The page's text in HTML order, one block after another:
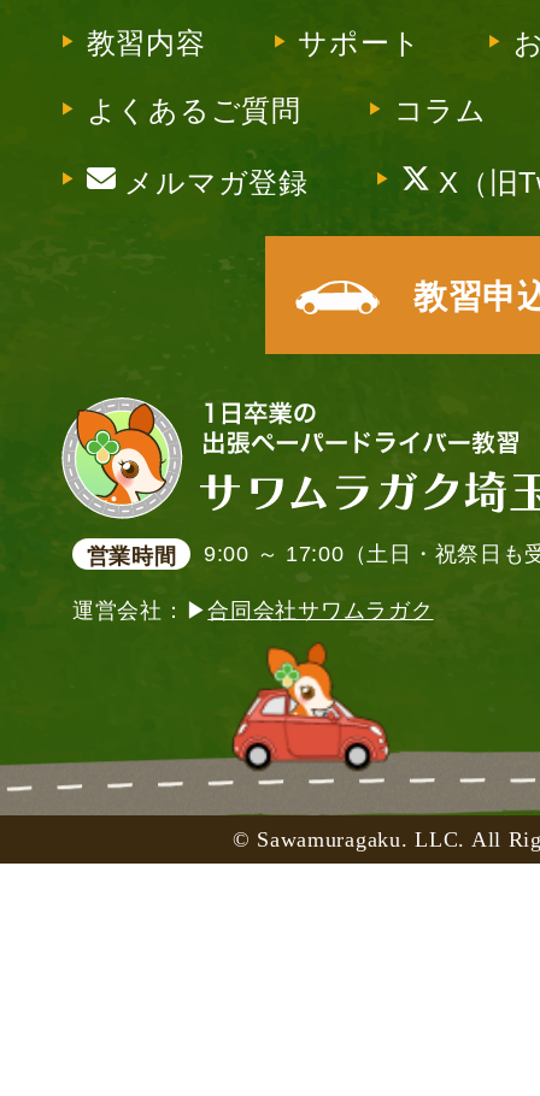
教習内容 サポート
よくあるご質問 コラム
メルマガ登録 X（旧
教習申
営業時間 9:00 ～ 17:00（土日・祝祭日も
運営会社：▶合同会社サワムラガク
© Sawamuragaku. LLC. All